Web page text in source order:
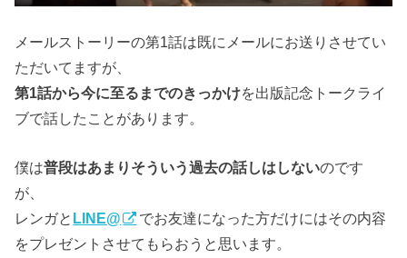
メールストーリーの第1話は既にメールにお送りさせてい
ただいてますが、
第1話から今に至るまでのきっかけを出版記念トークライ
ブで話したことがあります。
僕は普段はあまりそういう過去の話しはしないのです
が、
レンガと LINE@
でお友達になった方だけにはその内容
をプレゼントさせてもらおうと思います。